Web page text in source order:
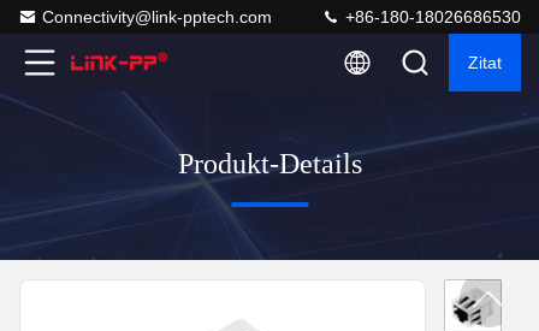
Connectivity@link-pptech.com +86-180-18026686530
Zitat
Produkt-Details